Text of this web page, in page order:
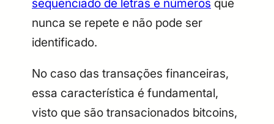
sequenciado de letras e números que
nunca se repete e não pode ser
identificado.
No caso das transações financeiras,
essa característica é fundamental,
visto que são transacionados bitcoins,